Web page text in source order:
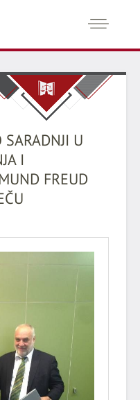
SARADNJI U
I
FREUD